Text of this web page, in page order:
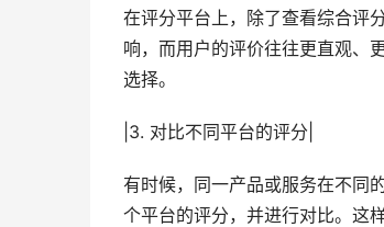
在评分平台上，除了查看综合评
响，而用户的评价往往更直观、
选择。
|3. 对比不同平台的评分|
有时候，同一产品或服务在不同
个平台的评分，并进行对比。这